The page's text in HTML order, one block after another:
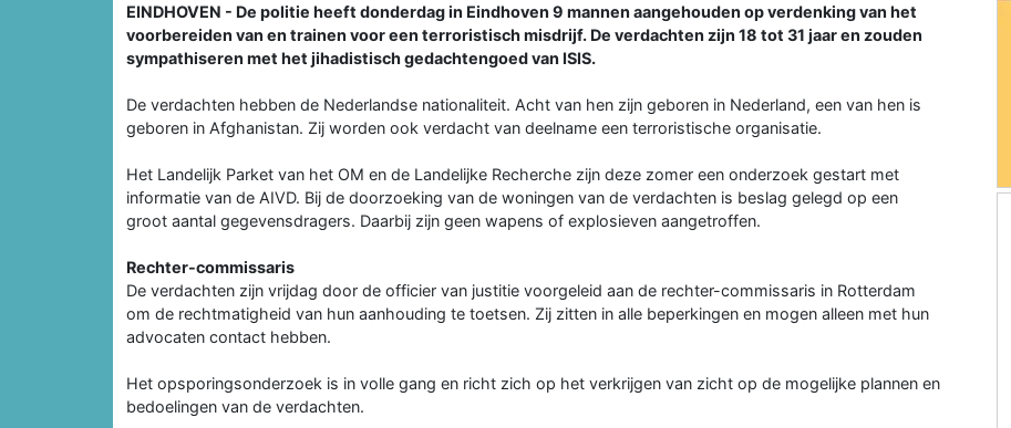
EINDHOVEN - De politie heeft donderdag in Eindhoven 9 mannen aangehouden op verdenking van het
voorbereiden van en trainen voor een terroristisch misdrijf. De verdachten zijn 18 tot 31 jaar en zouden
sympathiseren met het jihadistisch gedachtengoed van ISIS.
De verdachten hebben de Nederlandse nationaliteit. Acht van hen zijn geboren in Nederland, een van hen is
geboren in Afghanistan. Zij worden ook verdacht van deelname een terroristische organisatie.
Het Landelijk Parket van het OM en de Landelijke Recherche zijn deze zomer een onderzoek gestart met
informatie van de AIVD. Bij de doorzoeking van de woningen van de verdachten is beslag gelegd op een
groot aantal gegevensdragers. Daarbij zijn geen wapens of explosieven aangetroffen.
Rechter-commissaris
De verdachten zijn vrijdag door de officier van justitie voorgeleid aan de rechter-commissaris in Rotterdam
om de rechtmatigheid van hun aanhouding te toetsen. Zij zitten in alle beperkingen en mogen alleen met hun
advocaten contact hebben.
Het opsporingsonderzoek is in volle gang en richt zich op het verkrijgen van zicht op de mogelijke plannen en
bedoelingen van de verdachten.